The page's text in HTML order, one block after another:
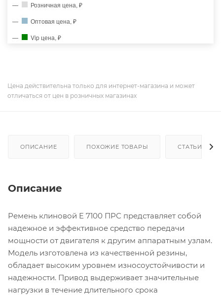
Розничная цена, ₽
Оптовая цена, ₽
Vip цена, ₽
Цена действительна только для интернет-магазина и может
отличаться от цен в розничных магазинах
ОПИСАНИЕ ПОХОЖИЕ ТОВАРЫ СТАТЬИ
Описание
Ремень клиновой E 7100 ПРС представляет собой
надежное и эффективное средство передачи
мощности от двигателя к другим аппаратным узлам.
Модель изготовлена из качественной резины,
обладает высоким уровнем износоустойчивости и
надежности. Привод выдерживает значительные
нагрузки в течение длительного срока